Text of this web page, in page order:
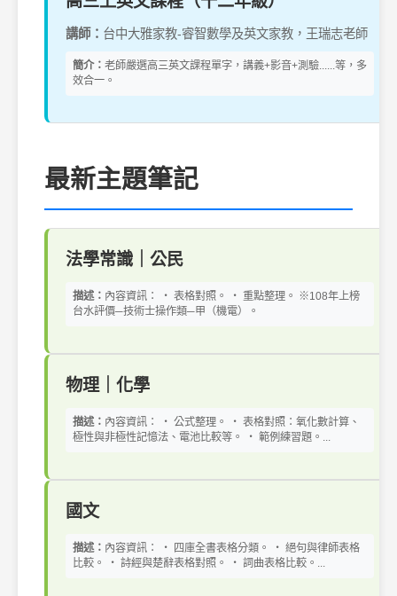
講師： 台中大雅家教-睿智數學及英文家教，王瑞志老師
簡介： 老師嚴選高三英文課程單字，講義+影音+測驗......等，多
效合一。
最新主題筆記
法學常識｜公民
描述： 內容資訊： ‧ 表格對照。 ‧ 重點整理。 ※108年上榜
台水評價─技術士操作類─甲（機電）。
物理｜化學
描述： 內容資訊： ‧ 公式整理。 ‧ 表格對照：氧化數計算、
極性與非極性記憶法、電池比較等。 ‧ 範例練習題。...
國文
描述： 內容資訊： ‧ 四庫全書表格分類。 ‧ 絕句與律師表格
比較。 ‧ 詩經與楚辭表格對照。 ‧ 詞曲表格比較。...